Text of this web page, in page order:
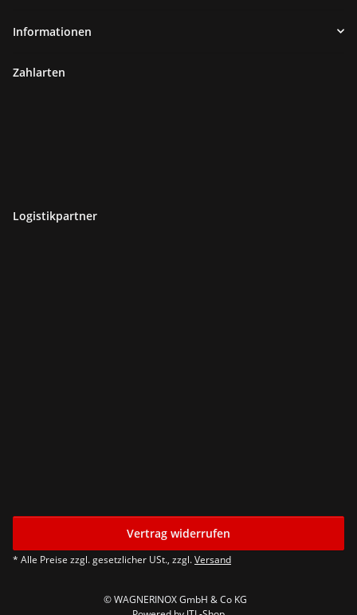
Informationen
Zahlarten
Logistikpartner
Vertrag widerrufen
* Alle Preise zzgl. gesetzlicher USt., zzgl.Versand
© WAGNERINOX GmbH & Co KG